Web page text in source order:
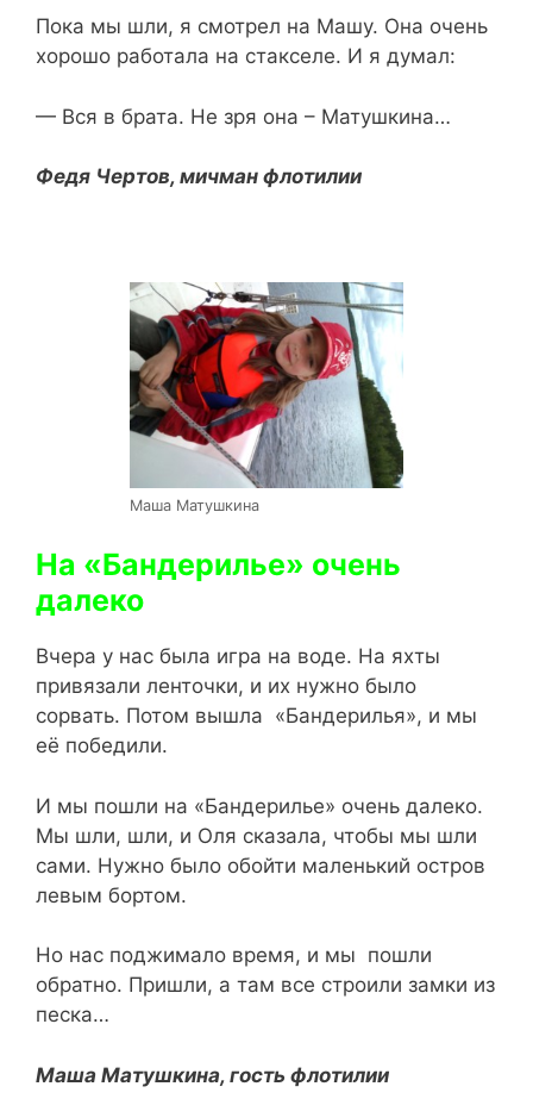
Пока мы шли, я смотрел на Машу. Она очень
хорошо работала на стакселе. И я думал:
— Вся в брата. Не зря она – Матушкина…
Федя Чертов, мичман флотилии
Маша Матушкина
На «Бандерилье» очень
далеко
Вчера у нас была игра на воде. На яхты
привязали ленточки, и их нужно было
сорвать. Потом вышла «Бандерилья», и мы
её победили.
И мы пошли на «Бандерилье» очень далеко.
Мы шли, шли, и Оля сказала, чтобы мы шли
сами. Нужно было обойти маленький остров
левым бортом.
Но нас поджимало время, и мы пошли
обратно. Пришли, а там все строили замки из
песка…
Маша Матушкина, гость флотилии